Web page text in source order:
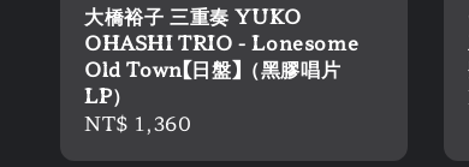
大橋裕子 三重奏 YUKO
OHASHI TRIO - Lonesome
Old Town【日盤】（黑膠唱片
LP）
Regular
NT$ 1,360